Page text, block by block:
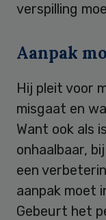
verspilling
Aanpak
Hij pleit voor
misgaat en
Want ook als
onhaalbaar,
een
aanpak moet
Gebeurt het